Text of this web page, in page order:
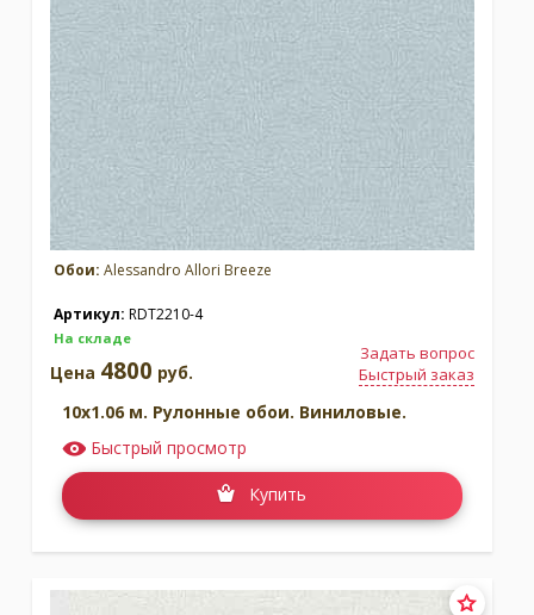
Обои: Alessandro Allori Breeze
Артикул: RDT2210-4
На складе
Задать вопрос
Быстрый заказ
Цена 4800 руб.
10x1.06 м. Рулонные обои. Виниловые.
Быстрый просмотр
Купить